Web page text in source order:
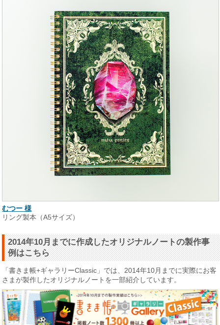
むつー 様
リング製本（A5サイズ）
2014年10月までに作成したオリジナルノートの製作事
例はこちら
「書きま帳+ギャラリーClassic」では、2014年10月までに実際にお客
さまが製作したオリジナルノートを一部紹介しています。